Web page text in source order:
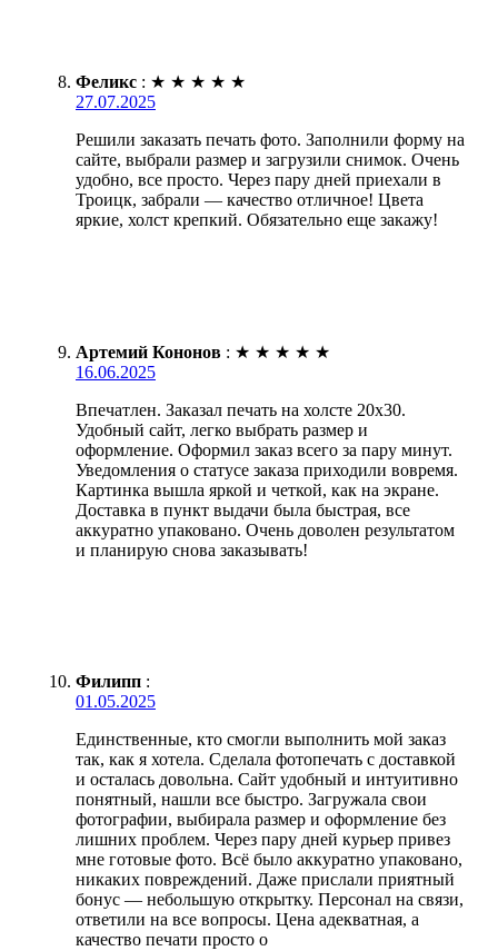
Феликс : ★ ★ ★ ★ ★
27.07.2025
Решили заказать печать фото. Заполнили форму на
сайте, выбрали размер и загрузили снимок. Очень
удобно, все просто. Через пару дней приехали в
Троицк, забрали — качество отличное! Цвета
яркие, холст крепкий. Обязательно еще закажу!
Артемий Кононов : ★ ★ ★ ★ ★
16.06.2025
Впечатлен. Заказал печать на холсте 20х30.
Удобный сайт, легко выбрать размер и
оформление. Оформил заказ всего за пару минут.
Уведомления о статусе заказа приходили вовремя.
Картинка вышла яркой и четкой, как на экране.
Доставка в пункт выдачи была быстрая, все
аккуратно упаковано. Очень доволен результатом
и планирую снова заказывать!
Филипп :
01.05.2025
Единственные, кто смогли выполнить мой заказ
так, как я хотела. Сделала фотопечать с доставкой
и осталась довольна. Сайт удобный и интуитивно
понятный, нашли все быстро. Загружала свои
фотографии, выбирала размер и оформление без
лишних проблем. Через пару дней курьер привез
мне готовые фото. Всё было аккуратно упаковано,
никаких повреждений. Даже прислали приятный
бонус — небольшую открытку. Персонал на связи,
ответили на все вопросы. Цена адекватная, а
качество печати просто о